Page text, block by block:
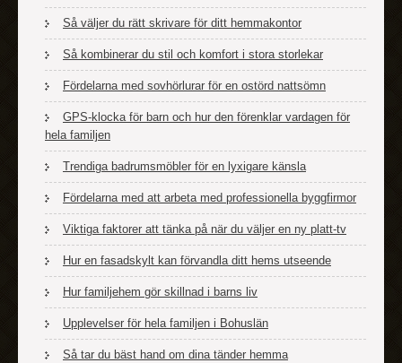
Så väljer du rätt skrivare för ditt hemmakontor
Så kombinerar du stil och komfort i stora storlekar
Fördelarna med sovhörlurar för en ostörd nattsömn
GPS-klocka för barn och hur den förenklar vardagen för
hela familjen
Trendiga badrumsmöbler för en lyxigare känsla
Fördelarna med att arbeta med professionella byggfirmor
Viktiga faktorer att tänka på när du väljer en ny platt-tv
Hur en fasadskylt kan förvandla ditt hems utseende
Hur familjehem gör skillnad i barns liv
Upplevelser för hela familjen i Bohuslän
Så tar du bäst hand om dina tänder hemma